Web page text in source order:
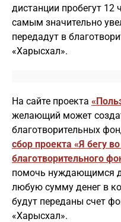
дистанции пробегут 12
самым значительно
передадут в
«Харысхал».
На сайте проекта
желающий может
благотворительных
сбор проекта «Я бегу
благотворительного
помочь нуждающимся
любую сумму денег в
будут переданы счет
«Харысхал».